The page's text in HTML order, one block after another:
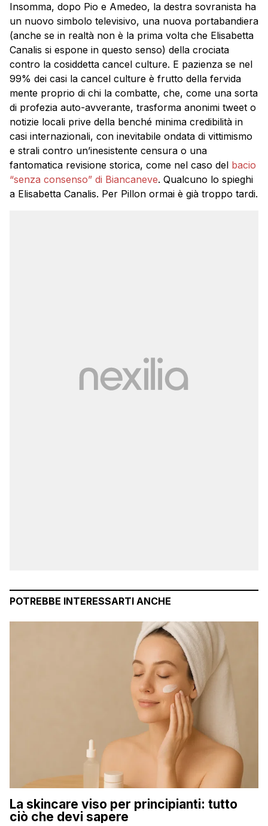
Insomma, dopo Pio e Amedeo, la destra sovranista ha
un nuovo simbolo televisivo, una nuova portabandiera
(anche se in realtà non è la prima volta che Elisabetta
Canalis si espone in questo senso) della crociata
contro la cosiddetta cancel culture. E pazienza se nel
99% dei casi la cancel culture è frutto della fervida
mente proprio di chi la combatte, che, come una sorta
di profezia auto-avverante, trasforma anonimi tweet o
notizie locali prive della benché minima credibilità in
casi internazionali, con inevitabile ondata di vittimismo
e strali contro un’inesistente censura o una
fantomatica revisione storica, come nel caso del bacio
“senza consenso” di Biancaneve. Qualcuno lo spieghi
a Elisabetta Canalis. Per Pillon ormai è già troppo tardi.
POTREBBE INTERESSARTI ANCHE
La skincare viso per principianti: tutto
ciò che devi sapere